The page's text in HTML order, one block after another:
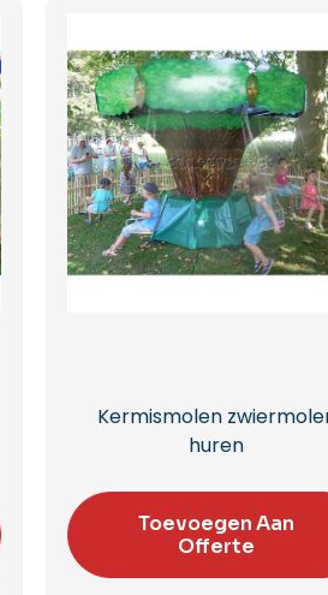
Kermismolen
huren
Toevoegen Aan
Offerte